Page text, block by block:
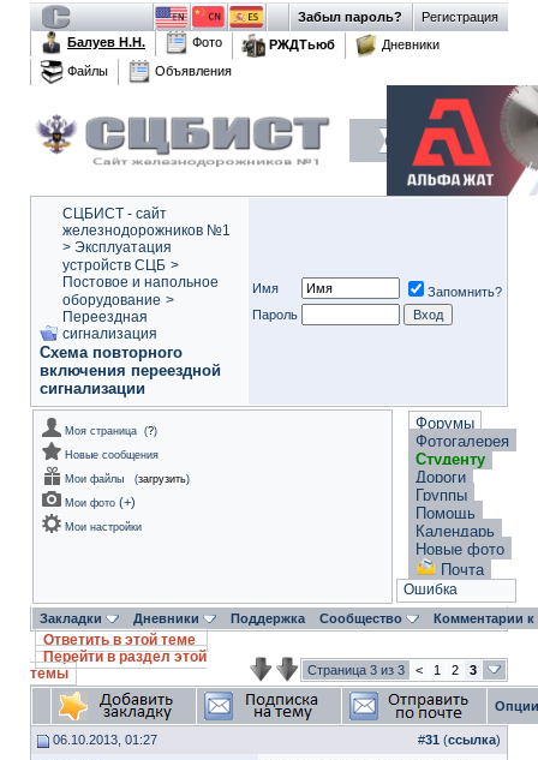
Регистрация
Забыл пароль?
Балуев Н.Н.
Фото РЖДТьюб
Дневники
Файлы
Объявления
СЦБИСТ - сайт
железнодорожников №1
> Эксплуатация
устройств СЦБ >
Постовое и напольное
оборудование >
Переездная
сигнализация
Схема повторного
включения переездной
сигнализации
Имя
Запомнить?
Пароль
Моя страница (?)
Новые сообщения
Мои файлы
(загрузить)
Мои фото (+)
Мои настройки
Форумы
Фотогалерея
Студенту
Дороги
Группы
Помощь
Календарь
Новые фото
Почта
Ошибка
Закладки Дневники Поддержка Сообщество Комментарии
Ответить в этой теме
Перейти в раздел этой
темы
Страница 3 из 3 < 1 2 3
06.10.2013, 01:27 #31 (ссылка)